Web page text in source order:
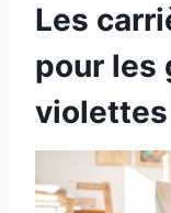
Les
pour les
violettes